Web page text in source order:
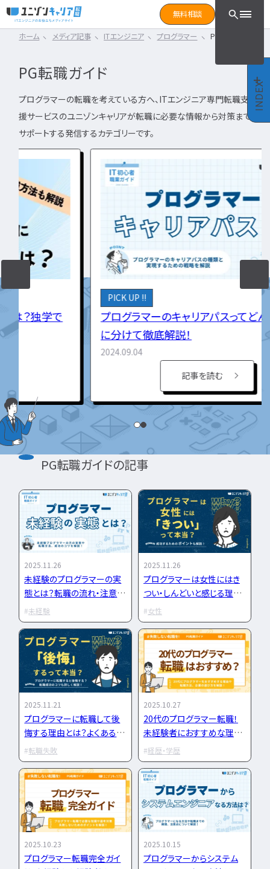
無料相談
まずは読みたい記事をサ
と検索！
IT転職ガイド
転職エージェント
ITスクール
ITエンジニア
エンジニア
開発エンジニア
インフラエンジニア
システムエンジニア
プログラマー
インフラエンジニア
ネットワークエンジニア
サーバーエンジニア
セキュリティエンジニア
クラウドエンジニア
開発エンジニア職種
Webエンジニア
アプリケーションエンジニア
フロントエンドエンジニア
バックエンドエンジニア
IT業界
IT企業
その他エンジニア職種
エンジニア資格
民間開発資格
民間インフラ資格
情報処理技術者試験（国家）
タグから探す
JSTQB
swift
CCST
AI
タイミング
Python
C言語
GCP
Azure
LPIC
LinuC
スキルアップ
ゆるブラック企業
カテゴリから探す
IT転職コラム
ITエンジニア
インフラエンジニア職種
開発エンジニア職種
IT業界
エンジニア資格
タグ
フルスタックエンジニア CompTIA
JSTQB
swift CCIE CCST
AI
オラクルマスター
タイミング
Python
PHP Ruby
LinuC
スキルアップ
プロジェクト
炎上案件
ゆるブラック企業
ホワイト企業
第二新卒
転職失敗
成長
文系
ランキング
経歴・学歴
ブラック企業
就活・新卒
職種・種類
転職成功
年収アップ
やめとけ
働き方
キャリアアップ
キャリアパス
なるには 未経験
女性
勉強・学習
経験者
面接対策
おすすめ 違い
エンジニアってどういう仕事？
エンジニアの働き方はどうなの？
エンジニアはおすすめなの？
エンジニア転職活動
何のエンジニアになればいい？
エンジニアの勉強は何をすればいい？
エンジニアの転職に必要なものは？
企業研究・求人応募
どんな求人を選べばいい？
企業選びで失敗すると？
転職の軸に沿った企業はどう選ぶ？
応募書類・資格勉強
エンジニアの書類作成の注意点は？
ポートフォリオ・スキルシートは？
面接対策・内定獲得
エンジニアの面接対策どうすれば？
エンジニアの面接で落とされる理由は？
エンジニアの技術質問どう答える？
検索結果：
検索
ホーム メディア記事 ITエンジニア プログラマー PG転職ガイド
PG転職ガイド
プログラマーの転職を考えている方へ、ITエンジニア専門転職支
援サービスのユニゾンキャリアが転職に必要な情報から対策まで
サポートする発信するカテゴリーです。
INDEX
プログラマーのキャリアパスってどんなの？3つ
に分けて徹底解説！
PG転職ガイドの記事
2025.11.26
未経験のプログラマーの実
態とは？転職の流れ・注意
点・成功のコツを解説
未経験
2025.11.26
プログラマーは女性にはき
つい・しんどいと感じる理由
とは？成功するためのポイン
トも解説
女性
2025.11.21
プログラマーに転職して後
悔する理由とは？よくある失
敗と求人ミスマッチを防ぐた
めの方法
転職失敗
2025.10.27
20代のプログラマー転職！
未経験者におすすめな理由
や経験者のキャリアアップ戦
略まで解説！
経歴・学歴
2025.10.23
プログラマー転職完全ガイ
2025.10.15
プログラマーからシステム